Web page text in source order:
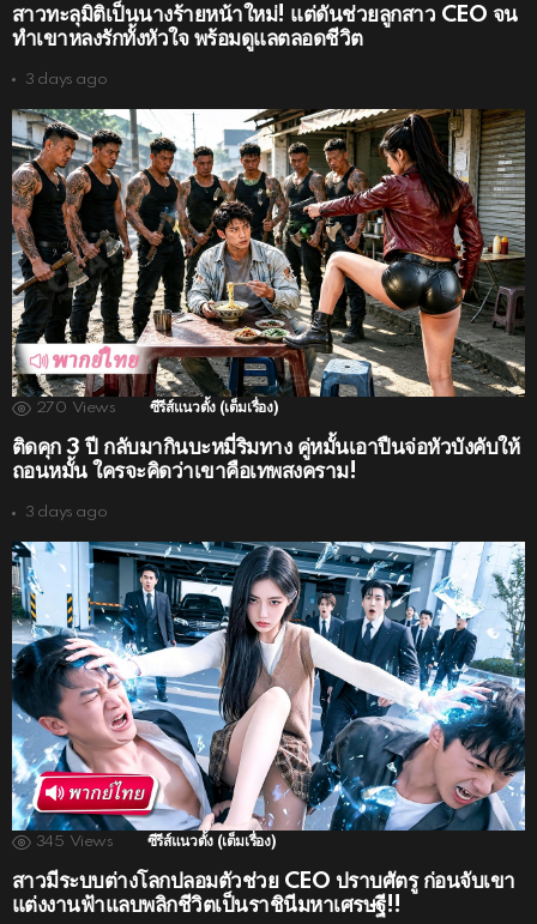
สาวทะลุมิติเป็นนางร้ายหน้าใหม่! แต่ดันช่วยลูกสาว CEO จน
ทำเขาหลงรักทั้งหัวใจ พร้อมดูแลตลอดชีวิต
3 days ago
270 Views ซีรีส์แนวตั้ง (เต็มเรื่อง)
ติดคุก 3 ปี กลับมากินบะหมี่ริมทาง คู่หมั้นเอาปืนจ่อหัวบังคับให้
ถอนหมั้น ใครจะคิดว่าเขาคือเทพสงคราม!
3 days ago
345 Views ซีรีส์แนวตั้ง (เต็มเรื่อง)
สาวมีระบบต่างโลกปลอมตัวช่วย CEO ปราบศัตรู ก่อนจับเขา
แต่งงานฟ้าแลบพลิกชีวิตเป็นราชินีมหาเศรษฐี!!